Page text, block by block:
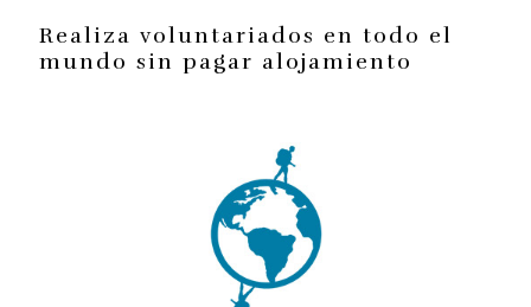
Realiza voluntariados en todo el
mundo sin pagar alojamiento